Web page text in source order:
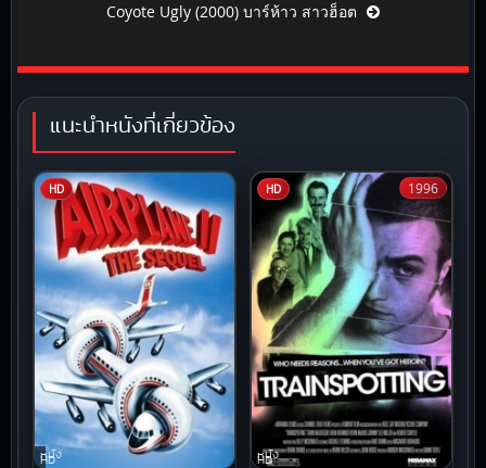
Coyote Ugly (2000) บาร์ห้าว สาวฮ็อต
แนะนำหนังที่เกี่ยวข้อง
HD
หนัง
HD
HD
หนัง
HD
1996